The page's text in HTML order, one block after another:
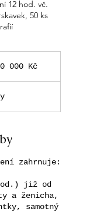
12 hod. vč.
50 ks
000 Kč
zahrnuje:
již od
a ženicha,
samotný